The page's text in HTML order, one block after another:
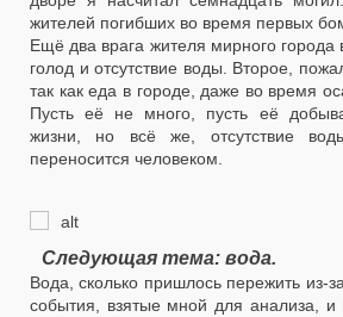
жителей погибших во время первых
Ещё два врага жителя мирного
голод и отсутствие воды. Второе,
так как еда в городе, даже во время
Пусть её не много, пусть её
жизни, но всё же, отсутствие
переносится человеком.
Следующая тема: вода.
Вода, сколько пришлось пережить из-
события, взятые мной для анализа, и